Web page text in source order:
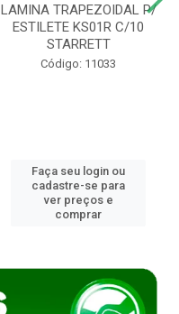
LAMINA TRAPEZOIDAL P/
ESTILETE KS01R C/10
STARRETT
Código: 11033
Faça seu login ou
cadastre-se para
ver preços e
comprar